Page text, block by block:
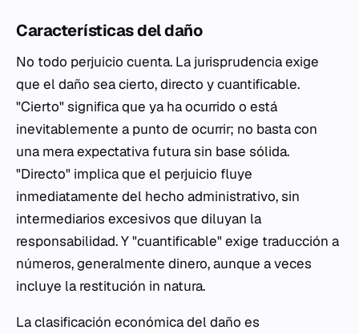
Características del daño
No todo perjuicio cuenta. La jurisprudencia exige
que el daño sea cierto, directo y cuantificable.
"Cierto" significa que ya ha ocurrido o está
inevitablemente a punto de ocurrir; no basta con
una mera expectativa futura sin base sólida.
"Directo" implica que el perjuicio fluye
inmediatamente del hecho administrativo, sin
intermediarios excesivos que diluyan la
responsabilidad. Y "cuantificable" exige traducción a
números, generalmente dinero, aunque a veces
incluye la restitución in natura.
La clasificación económica del daño es